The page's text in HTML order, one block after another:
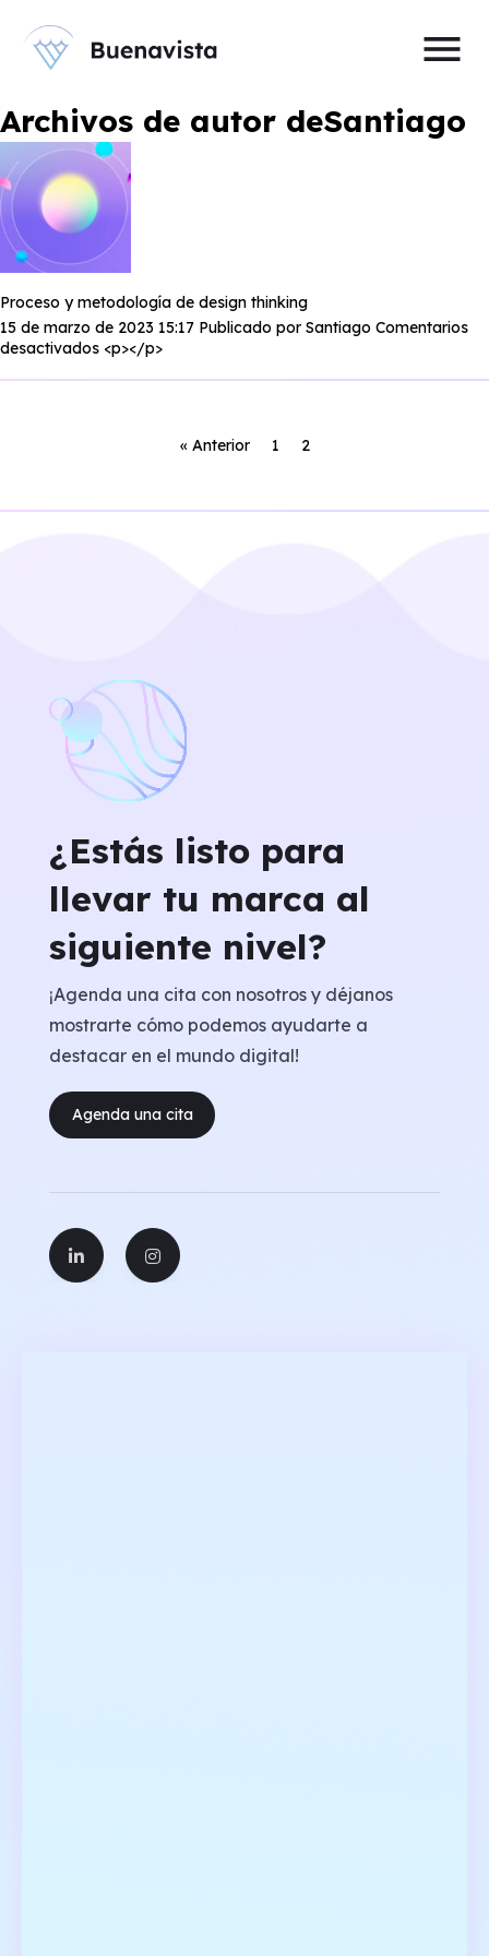
menu
Archivos de autor deSantiago
Proceso y metodología de design thinking
15 de marzo de 2023 15:17 Publicado por Santiago Comentarios
desactivadosen<p></p>
« Anterior 1 2
¿Estás listo para
llevar tu marca al
siguiente nivel?
¡Agenda una cita con nosotros y déjanos
mostrarte cómo podemos ayudarte a
destacar en el mundo digital!
Agenda una cita